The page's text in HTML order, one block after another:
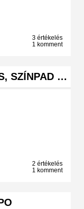
3 értékelés
1 komment
SZÍNPAD …
2 értékelés
1 komment